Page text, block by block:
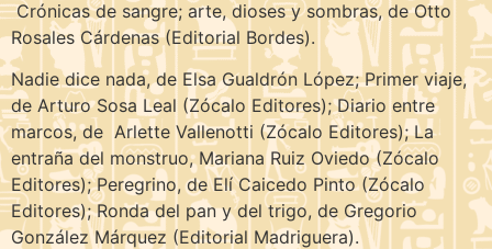
Crónicas de sangre; arte, dioses y sombras, de Otto
Rosales Cárdenas (Editorial Bordes).
Nadie dice nada, de Elsa Gualdrón López; Primer viaje,
de Arturo Sosa Leal (Zócalo Editores); Diario entre
marcos, de Arlette Vallenotti (Zócalo Editores); La
entraña del monstruo, Mariana Ruiz Oviedo (Zócalo
Editores); Peregrino, de Elí Caicedo Pinto (Zócalo
Editores); Ronda del pan y del trigo, de Gregorio
González Márquez (Editorial Madriguera).